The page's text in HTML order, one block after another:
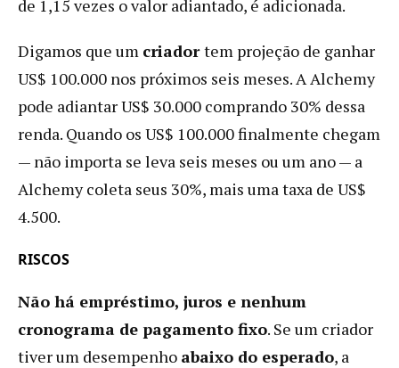
de 1,15 vezes o valor adiantado, é adicionada.
Digamos que um criadortem projeção de ganhar
US$ 100.000 nos próximos seis meses. A Alchemy
pode adiantar US$ 30.000 comprando 30% dessa
renda. Quando os US$ 100.000 finalmente chegam
— não importa se leva seis meses ou um ano — a
Alchemy coleta seus 30%, mais uma taxa de US$
4.500.
RISCOS
Não há empréstimo, juros e nenhum
cronograma de pagamento fixo. Se um criador
tiver um desempenho abaixo do esperado, a